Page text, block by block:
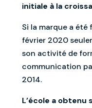
initiale à la
Si la marque a été
février 2020
son activité de
communication
2014.
L’école a